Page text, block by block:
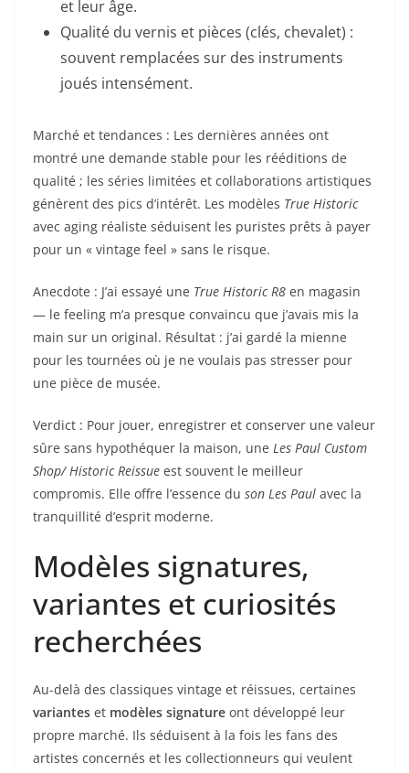
et leur âge.
Qualité du vernis et pièces (clés, chevalet) :
souvent remplacées sur des instruments
joués intensément.
Marché et tendances : Les dernières années ont
montré une demande stable pour les rééditions de
qualité ; les séries limitées et collaborations artistiques
génèrent des pics d’intérêt. Les modèles True Historic
avec aging réaliste séduisent les puristes prêts à payer
pour un « vintage feel » sans le risque.
Anecdote : J’ai essayé une True Historic R8 en magasin
— le feeling m’a presque convaincu que j’avais mis la
main sur un original. Résultat : j’ai gardé la mienne
pour les tournées où je ne voulais pas stresser pour
une pièce de musée.
Verdict : Pour jouer, enregistrer et conserver une valeur
sûre sans hypothéquer la maison, une Les Paul Custom
Shop/ Historic Reissue est souvent le meilleur
compromis. Elle offre l’essence du son Les Paul avec la
tranquillité d’esprit moderne.
Modèles signatures,
variantes et curiosités
recherchées
Au-delà des classiques vintage et réissues, certaines
variantes et modèles signature ont développé leur
propre marché. Ils séduisent à la fois les fans des
artistes concernés et les collectionneurs qui veulent